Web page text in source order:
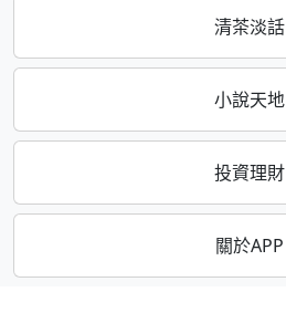
清茶淡話
小說天地
投資理財
關於APP